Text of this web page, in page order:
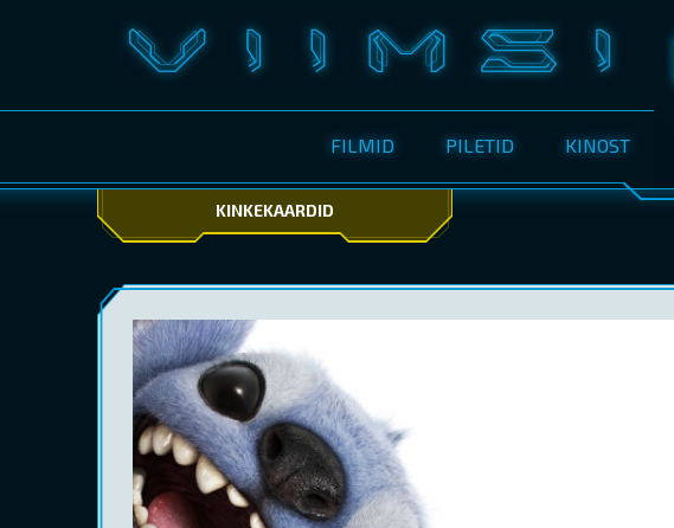
FILMID PILETID KINOST
KINKEKAARDID